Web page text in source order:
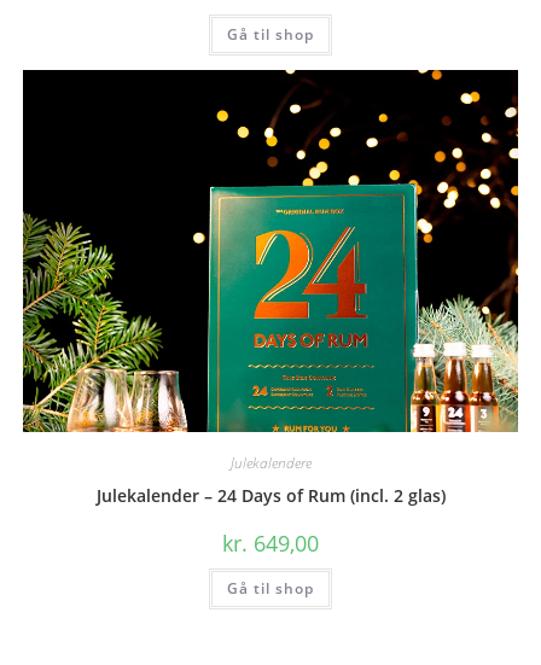
Gå til shop
Julekalendere
Julekalender – 24 Days of Rum (incl. 2 glas)
kr. 649,00
Gå til shop